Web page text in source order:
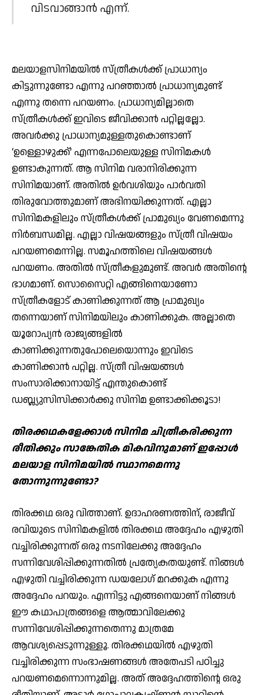
വിടവാങ്ങാന്‍ എന്ന്.
മലയാളസിനിമയില്‍ സ്ത്രീകള്‍ക്ക് പ്രാധാന്യം
കിട്ടുന്നുണ്ടോ എന്നു പറഞ്ഞാല്‍ പ്രാധാന്യമുണ്ട്
എന്നു തന്നെ പറയണം. പ്രാധാന്യമില്ലാതെ
സ്ത്രീകള്‍ക്ക് ഇവിടെ ജീവിക്കാന്‍ പറ്റില്ലല്ലോ.
അവര്‍ക്കു പ്രാധാന്യമുള്ളതുകൊണ്ടാണ്
‘ഉള്ളൊഴുക്ക്’ എന്നപോലെയുള്ള സിനിമകള്‍
ഉണ്ടാകുന്നത്. ആ സിനിമ വരാനിരിക്കുന്ന
സിനിമയാണ്. അതില്‍ ഉര്‍വശിയും പാര്‍വതി
തിരുവോത്തുമാണ് അഭിനയിക്കുന്നത്. എല്ലാ
സിനിമകളിലും സ്ത്രീകള്‍ക്ക് പ്രാമുഖ്യം വേണമെന്നു
നിര്‍ബന്ധമില്ല. എല്ലാ വിഷയങ്ങളും സ്ത്രീ വിഷയം
പറയണമെന്നില്ല. സമൂഹത്തിലെ വിഷയങ്ങള്‍
പറയണം. അതില്‍ സ്ത്രീകളുമുണ്ട്. അവര്‍ അതിന്റെ
ഭാഗമാണ്. സൊസൈറ്റി എങ്ങിനെയാണോ
സ്ത്രീകളോട് കാണിക്കുന്നത് ആ പ്രാമുഖ്യം
തന്നെയാണ് സിനിമയിലും കാണിക്കുക. അല്ലാതെ
യൂറോപ്യന്‍ രാജ്യങ്ങളില്‍
കാണിക്കുന്നതുപോലെയൊന്നും ഇവിടെ
കാണിക്കാന്‍ പറ്റില്ല. സ്ത്രീ വിഷയങ്ങള്‍
സംസാരിക്കാനായിട്ട് എന്തുകൊണ്ട്
ഡബ്ല്യുസിസിക്കാര്‍ക്കു സിനിമ ഉണ്ടാക്കിക്കൂടാ!
തിരക്കഥകളേക്കാള്‍ സിനിമ ചിത്രീകരിക്കുന്ന
രീതിക്കും സാങ്കേതിക മികവിനുമാണ് ഇപ്പോള്‍
മലയാള സിനിമയില്‍ സ്ഥാനമെന്നു
തോന്നുന്നുണ്ടോ?
തിരക്കഥ ഒരു വിത്താണ്. ഉദാഹരണത്തിന്, രാജീവ്
രവിയുടെ സിനിമകളില്‍ തിരക്കഥ അദ്ദേഹം എഴുതി
വച്ചിരിക്കുന്നത് ഒരു നടനിലേക്കു അദ്ദേഹം
സന്നിവേശിപ്പിക്കുന്നതില്‍ പ്രത്യേകതയുണ്ട്. നിങ്ങള്‍
എഴുതി വച്ചിരിക്കുന്ന ഡയലോഗ് മറക്കുക എന്നു
അദ്ദേഹം പറയും. എന്നിട്ടു എങ്ങനെയാണ് നിങ്ങള്‍
ഈ കഥാപാത്രങ്ങളെ ആത്മാവിലേക്കു
സന്നിവേശിപ്പിക്കുന്നതെന്നു മാത്രമേ
ആവശ്യപ്പെടുന്നുള്ളൂ. തിരക്കഥയില്‍ എഴുതി
വച്ചിരിക്കുന്ന സംഭാഷണങ്ങള്‍ അതേപടി പഠിച്ചു
പറയണമെന്നൊന്നുമില്ല. അത് അദ്ദേഹത്തിന്റെ ഒരു